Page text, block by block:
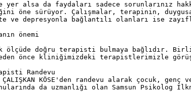
yer alsa da faydaları sadece sorunlarınız
öne sürüyor. Çalışmalar, terapinin,
ve depresyonla bağlantılı olanları ise
önemi
ölçüde doğru terapisti bulmaya bağlıdır.
önce kliniğimizdeki terapistlerimizle
Randevu
ÇALIŞKAN KÖSE'den randevu alarak çocuk,
da uzmanlığı olan Samsun Psikolog